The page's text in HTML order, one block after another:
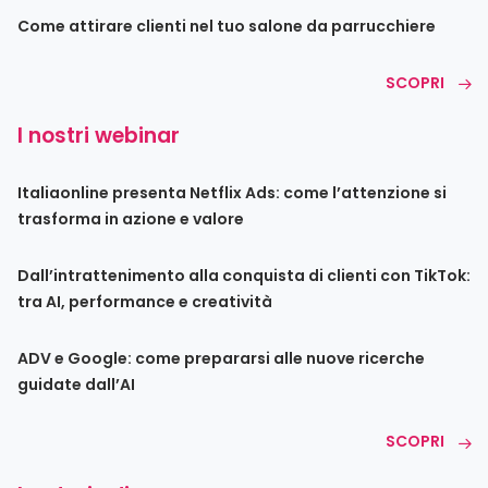
Come attirare clienti nel tuo salone da parrucchiere
SCOPRI
I nostri webinar
Italiaonline presenta Netflix Ads: come l’attenzione si
trasforma in azione e valore
Dall’intrattenimento alla conquista di clienti con TikTok:
tra AI, performance e creatività
ADV e Google: come prepararsi alle nuove ricerche
guidate dall’AI
SCOPRI